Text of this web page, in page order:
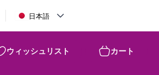
日本語
ウィッシュリスト カート